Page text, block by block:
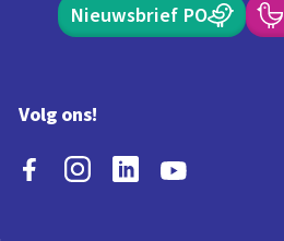
Nieuwsbrief PO
Volg ons!